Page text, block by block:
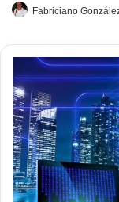
Fabriciano